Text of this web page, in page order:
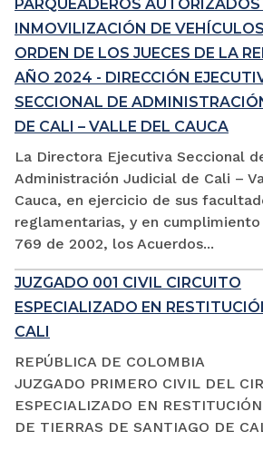
PARQUEADEROS AUTORIZADOS
INMOVILIZACIÓN DE
ORDEN DE LOS JUECES DE LA
AÑO 2024 - DIRECCIÓN
SECCIONAL DE
DE CALI – VALLE DEL CAUCA
La Directora Ejecutiva Seccional
Administración Judicial de Cali –
Cauca, en ejercicio de sus
reglamentarias, y en
769 de 2002, los Acuerdos...
JUZGADO 001 CIVIL CIRCUITO
ESPECIALIZADO EN
CALI
REPÚBLICA DE COLOMBIA
JUZGADO PRIMERO CIVIL DEL
ESPECIALIZADO EN RESTITUCIÓN
DE TIERRAS DE SANTIAGO DE